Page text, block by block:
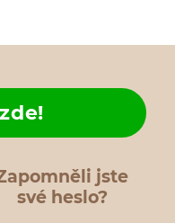
jste
své heslo?